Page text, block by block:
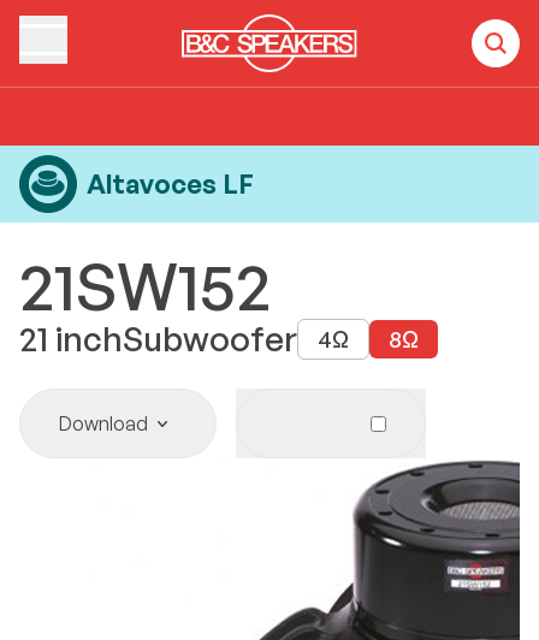
Altavoces LF
21SW152
21 inchSubwoofer 4Ω 8Ω
Download